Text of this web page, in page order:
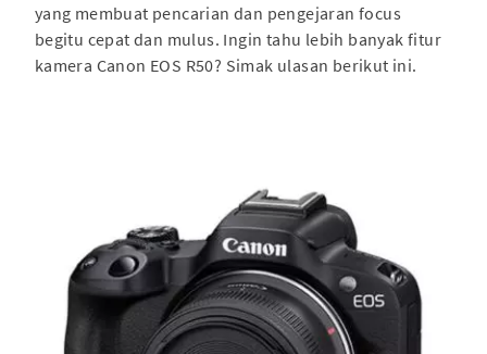
yang membuat pencarian dan pengejaran focus
begitu cepat dan mulus. Ingin tahu lebih banyak fitur
kamera Canon EOS R50? Simak ulasan berikut ini.